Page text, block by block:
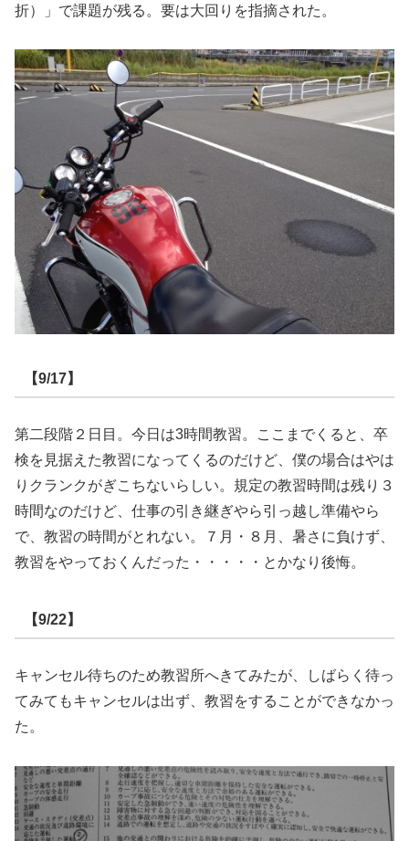
折）」で課題が残る。要は大回りを指摘された。
【9/17】
第二段階２日目。今日は3時間教習。ここまでくると、卒
検を見据えた教習になってくるのだけど、僕の場合はやは
りクランクがぎこちないらしい。規定の教習時間は残り３
時間なのだけど、仕事の引き継ぎやら引っ越し準備やら
で、教習の時間がとれない。７月・８月、暑さに負けず、
教習をやっておくんだった・・・・・とかなり後悔。
【9/22】
キャンセル待ちのため教習所へきてみたが、しばらく待っ
てみてもキャンセルは出ず、教習をすることができなかっ
た。